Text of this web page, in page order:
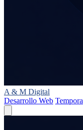
A & M Digital
Desarrollo Web Tempora